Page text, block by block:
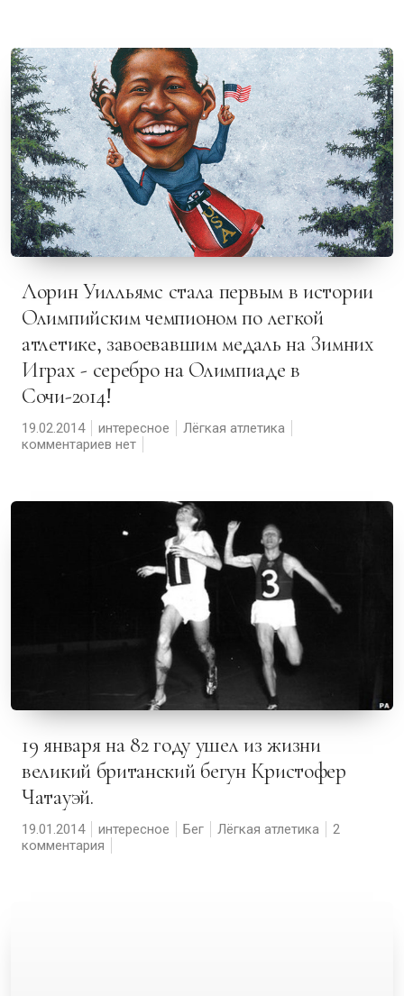
Лорин Уилльямс стала первым в истории
Олимпийским чемпионом по легкой
атлетике, завоевавшим медаль на Зимних
Играх - серебро на Олимпиаде в
Сочи-2014!
19.02.2014 интересное
Лёгкая атлетика
комментариев нет
19 января на 82 году ушел из жизни
великий британский бегун Кристофер
Чатауэй.
19.01.2014 интересное Бег Лёгкая атлетика
2
комментария